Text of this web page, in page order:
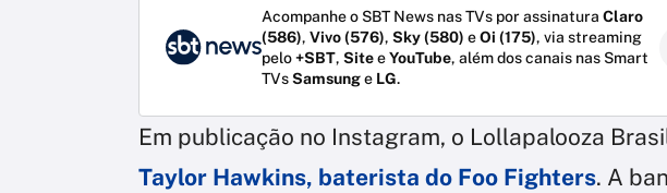
Acompanhe o SBT News nas TVs por assinatura Claro
(586), Vivo (576), Sky (580) eOi (175), via streaming
pelo+SBT, SiteeYouTube, além dos canais nas Smart
TVsSamsunge LG.
Em publicação no Instagram, o Lollapalooza
Taylor Hawkins, baterista do Foo Fighters. A